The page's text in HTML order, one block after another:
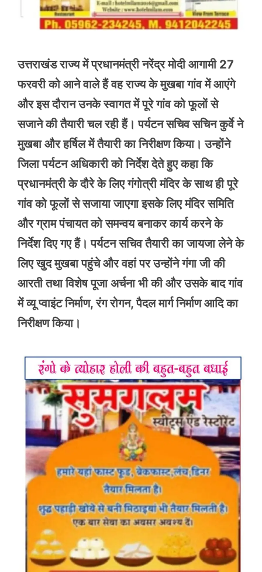
उत्तराखंड राज्य में प्रधानमंत्री नरेंद्र मोदी आगामी 27
फरवरी को आने वाले हैं वह राज्य के मुखबा गांव में आएंगे
और इस दौरान उनके स्वागत में पूरे गांव को फूलों से
सजाने की तैयारी चल रही हैं। पर्यटन सचिव सचिन कुर्वे ने
मुखबा और हर्षिल में तैयारी का निरीक्षण किया। उन्होंने
जिला पर्यटन अधिकारी को निर्देश देते हुए कहा कि
प्रधानमंत्री के दौरे के लिए गंगोत्री मंदिर के साथ ही पूरे
गांव को फूलों से सजाया जाएगा इसके लिए मंदिर समिति
और ग्राम पंचायत को समन्वय बनाकर कार्य करने के
निर्देश दिए गए हैं। पर्यटन सचिव तैयारी का जायजा लेने के
लिए खुद मुखबा पहुंचे और वहां पर उन्होंने गंगा जी की
आरती तथा विशेष पूजा अर्चना भी की और उसके बाद गांव
में व्यू प्वाइंट निर्माण, रंग रोगन, पैदल मार्ग निर्माण आदि का
निरीक्षण किया।